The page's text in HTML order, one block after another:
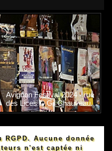
Avignon Festival 2024 - rue
des Lices © Gil Chauveau.
Aucune donnée
n'est captée ni